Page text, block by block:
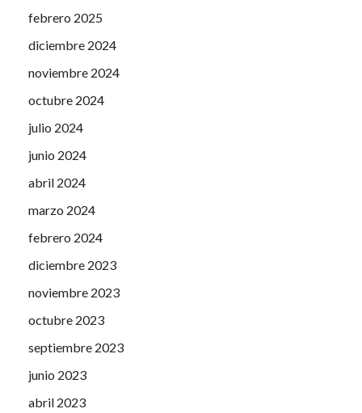
febrero 2025
diciembre 2024
noviembre 2024
octubre 2024
julio 2024
junio 2024
abril 2024
marzo 2024
febrero 2024
diciembre 2023
noviembre 2023
octubre 2023
septiembre 2023
junio 2023
abril 2023